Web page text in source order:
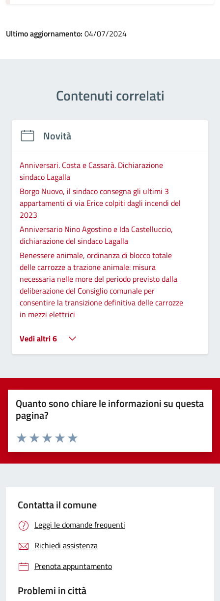
Ultimo aggiornamento: 04/07/2024
Contenuti correlati
Novità
Anniversari. Costa e Cassarà. Dichiarazione
sindaco Lagalla
Borgo Nuovo, il sindaco consegna gli ultimi 3
appartamenti di via Erice colpiti dagli incendi del
2023
Anniversario Nino Agostino e Ida Castelluccio,
dichiarazione del sindaco Lagalla
Benessere animale, ordinanza di blocco totale
delle carrozze a trazione animale: misura
necessaria nelle more del periodo previsto dalla
deliberazione del Consiglio comunale per
consentire la transizione definitiva delle carrozze
in mezzi elettrici
Vedi altri 6
Quanto sono chiare le informazioni su questa
pagina?
Valuta 5 stelle su 5
Valuta 4 stelle su 5
Valuta 3 stelle su 5
Valuta 2 stelle su 5
Valuta 1 stelle su 5
Contatta il comune
Leggi le domande frequenti
Richiedi assistenza
Prenota appuntamento
Problemi in città